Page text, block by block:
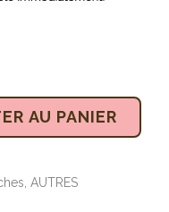
AU PANIER
AUTRES